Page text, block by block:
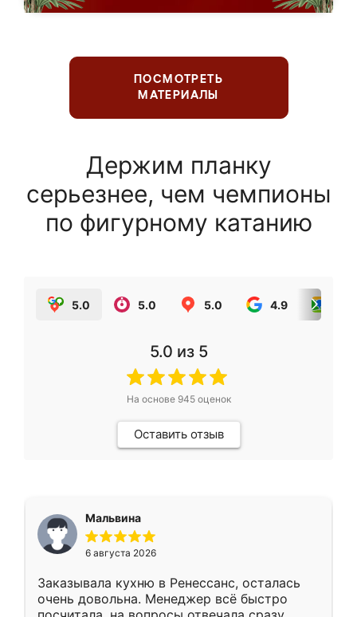
ПОСМОТРЕТЬ
МАТЕРИАЛЫ
Держим планку
серьезнее, чем чемпионы
по фигурному катанию
5.0 5.0 5.0 4.9
5.0 из 5
На основе 945оценок
Оставить отзыв
Мальвина
6 августа 2026
Заказывала кухню в Ренессанс, осталась
очень довольна. Менеджер всё быстро